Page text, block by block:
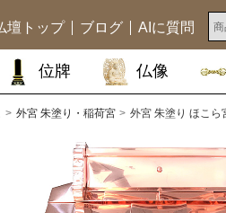
壇トップ ブログ AIに質問
位牌 仏像
外宮 朱塗り・稲荷宮 外宮 朱塗り ほこら